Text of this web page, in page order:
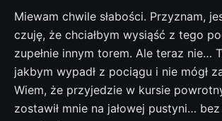
Miewam chwile słabości. Przyznam,
czuję, że chciałbym wysiąść z tego
zupełnie innym torem. Ale teraz nie…
jakbym wypadł z pociągu i nie mógł
Wiem, że przyjedzie w kursie
zostawił mnie na jałowej pustyni…